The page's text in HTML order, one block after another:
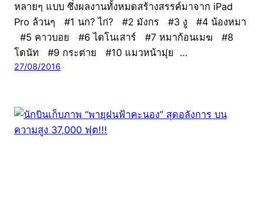
หลายๆ แบบ ซึ่งผลงานทั้งหมดสร้างสรรค์มาจาก iPad
Pro ล้วนๆ #1 นก? ไก่? #2 มังกร #3 งู #4 น้องหมา
#5 คาวบอย #6 ไดโนเสาร์ #7 หมาก้อนเมฆ #8
โดนัท #9 กระต่าย #10 แมวหน้ามุ่ย …
27/08/2016